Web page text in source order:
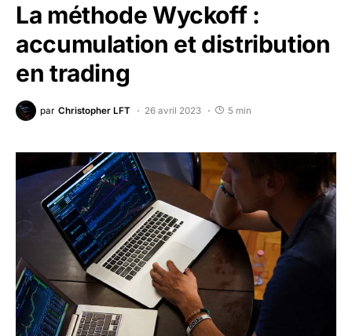
La méthode Wyckoff :
accumulation et distribution
en trading
par Christopher LFT 26 avril 2023 5 min